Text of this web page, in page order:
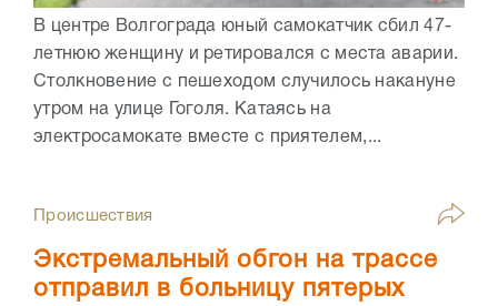
В центре Волгограда юный самокатчик сбил 47-
летнюю женщину и ретировался с места аварии.
Столкновение с пешеходом случилось накануне
утром на улице Гоголя. Катаясь на
электросамокате вместе с приятелем,...
Происшествия
Экстремальный обгон на трассе
отправил в больницу пятерых